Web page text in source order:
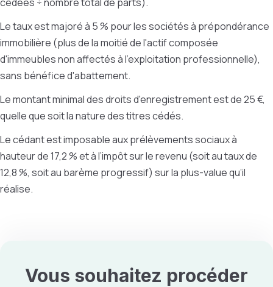
Le taux est majoré à 5 % pour les sociétés à prépondérance
immobilière (plus de la moitié de l'actif composée
d'immeubles non affectés à l'exploitation professionnelle),
sans bénéfice d'abattement.
Le montant minimal des droits d'enregistrement est de 25 €,
quelle que soit la nature des titres cédés.
Le cédant est imposable aux prélèvements sociaux à
hauteur de 17,2 % et à l’impôt sur le revenu (soit au taux de
12,8 %, soit au barème progressif) sur la plus-value qu’il
réalise.
Vous souhaitez procéder